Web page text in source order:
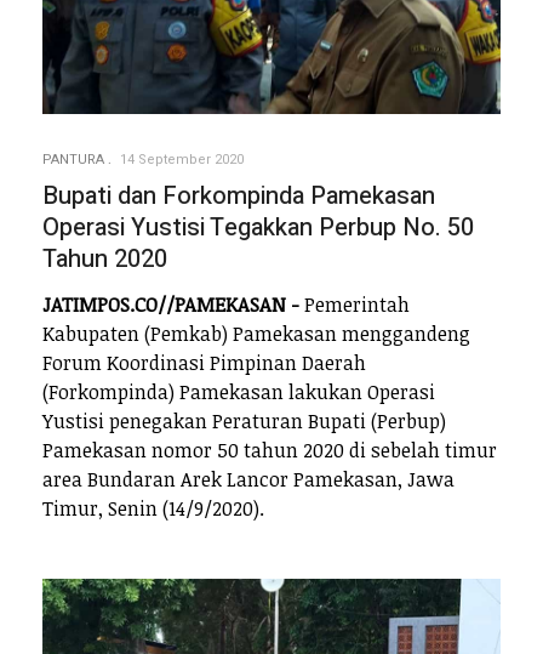
PANTURA 14 September 2020
Bupati dan Forkompinda Pamekasan
Operasi Yustisi Tegakkan Perbup No. 50
Tahun 2020
JATIMPOS.CO//PAMEKASAN -Pemerintah
Kabupaten (Pemkab) Pamekasan menggandeng
Forum Koordinasi Pimpinan Daerah
(Forkompinda) Pamekasan lakukan Operasi
Yustisi penegakan Peraturan Bupati (Perbup)
Pamekasan nomor 50 tahun 2020 di sebelah timur
area Bundaran Arek Lancor Pamekasan, Jawa
Timur, Senin (14/9/2020).